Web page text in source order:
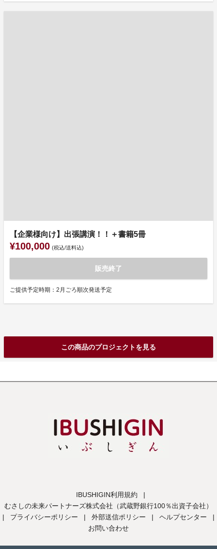
【企業様向け】出張講演！！＋書籍5冊
¥100,000 (税込/送料込)
販売終了
ご提供予定時期：2月ごろ順次発送予定
この商品のプロジェクトを見る
IBUSHIGIN利用規約
|
むさしの未来パートナーズ株式会社（武蔵野銀行100％出資子会社）
|
プライバシーポリシー | 外部送信ポリシー | ヘルプセンター
|
お問い合わせ